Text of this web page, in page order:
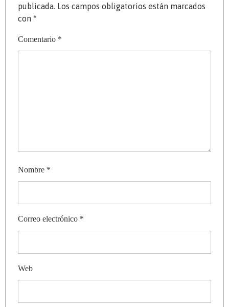
publicada. Los campos obligatorios están marcados
con *
Comentario *
Nombre *
Correo electrónico *
Web